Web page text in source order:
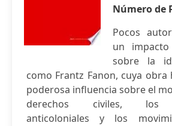
Número de
Pocos
un
sobre la
como Frantz Fanon, cuya obra
poderosa influencia sobre el
derechos civiles, los
anticoloniales y los